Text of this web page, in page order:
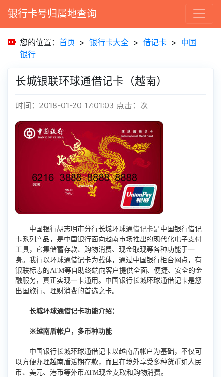
银行卡号归属地查询
您的位置： 首页 > 银行卡大全 > 借记卡 > 中国
银行
长城银联环球通借记卡（越南）
时间：2018-01-20 17:01:03 点击： 次
中国银行胡志明市分行长城环球通借记卡是中国银行借记
卡系列产品，是中国银行面向越南市场推出的现代化电子支付
工具，它集储蓄存款、购物消费、现金取现等各种功能于一
身。我行以环球通借记卡为载体，通过中国银行柜台网点，有
银联标志的ATM等自助终端向客户提供全面、便捷、安全的金
融服务，真正实现一卡通用。中国银行长城环球通借记卡是您
出国旅行、理财消费的首选之卡。
长城环球通借记卡功能介绍：
※越南盾帐户，多币种功能
中国银行长城环球通借记卡以越南盾帐户为基础，不仅可
以方便办理越南盾活期存款，而且在境外享受多种货币如人民
币、美元、港币等外币ATM现金支取和购物消费。